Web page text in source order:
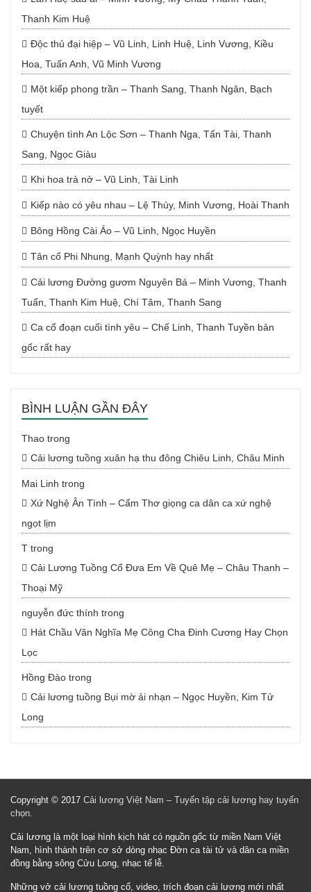
Thanh Kim Huệ
Độc thủ đại hiệp – Vũ Linh, Linh Huệ, Linh Vương, Kiều
Hoa, Tuấn Anh, Vũ Minh Vương
Một kiếp phong trần – Thanh Sang, Thanh Ngân, Bạch
tuyết
Chuyện tình An Lộc Sơn – Thanh Nga, Tấn Tài, Thanh
Sang, Ngọc Giàu
Khi hoa trà nở – Vũ Linh, Tài Linh
Kiếp nào có yêu nhau – Lệ Thủy, Minh Vương, Hoài Thanh
Bông Hồng Cài Áo – Vũ Linh, Ngọc Huyền
Tân cổ Phi Nhung, Mạnh Quỳnh hay nhất
Cải lương Đường gươm Nguyên Bá – Minh Vương, Thanh
Tuấn, Thanh Kim Huệ, Chí Tâm, Thanh Sang
Ca cổ đoạn cuối tình yêu – Chế Linh, Thanh Tuyền bản
gốc rất hay
BÌNH LUẬN GẦN ĐÂY
Thao trong
Cải lương tuồng xuân hạ thu đông Chiêu Linh, Châu Minh
Mai Linh trong
Xứ Nghệ Ân Tình – Cẩm Thơ giọng ca dân ca xứ nghệ
ngọt lịm
T trong
Cải Lương Tuồng Cổ Đưa Em Về Quê Mẹ – Châu Thanh –
Thoại Mỹ
nguyễn đức thính trong
Hát Chầu Văn Nghĩa Mẹ Công Cha Đinh Cương Hay Chọn
Lọc
Hồng Đào trong
Cải lương tuồng Bụi mờ ải nhạn – Ngọc Huyền, Kim Tử
Long
Copyright © 2017 Cải lương Việt Nam – Tuyển tập cải lương hay tuyển
chọn.
Cải lương là một loại hình kịch hát có nguồn gốc từ miền Nam Việt
Nam, hình thành trên cơ sở dòng nhạc Đờn ca tài tử và dân ca miền
đồng bằng sông Cửu Long, nhạc tế lễ.
Những vở cải lương tuồng cổ, video, trích đoạn cải lương mới nhất